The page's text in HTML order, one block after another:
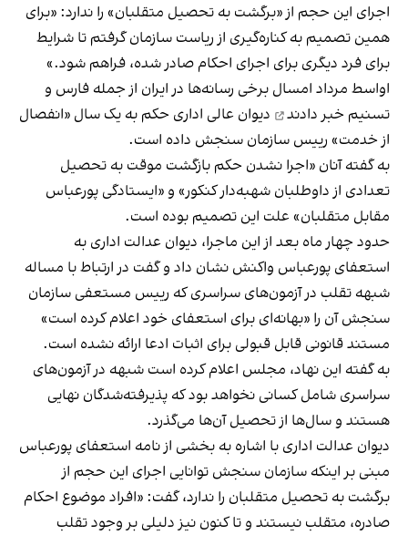
اجرای این حجم از «برگشت به تحصیل متقلبان» را ندارد: «برای
همین تصمیم‌ به کناره‌گیری از ریاست سازمان گرفتم تا شرایط
برای فرد دیگری برای اجرای احکام صادر شده، فراهم شود.»
اواسط مرداد امسال برخی رسانه‌ها در ایران از جمله فارس و
تسنیم خبر دادند
دیوان عالی اداری حکم به یک سال «انفصال
از خدمت» رییس سازمان سنجش داده است.
به گفته آنان «اجرا نشدن حکم بازگشت موقت به تحصیل
تعدادی از داوطلبان شهبه‌دار کنکور» و «ایستادگی پورعباس
مقابل متقلبان» علت این تصمیم بوده است.
حدود چهار ماه بعد از این ماجرا، دیوان عدالت اداری به
استعفای پورعباس واکنش نشان داد و گفت در ارتباط با مساله
شبهه تقلب در آزمون‌های سراسری که رییس مستعفی سازمان
سنجش آن را «بهانه‌ای برای استعفای خود اعلام کرده است»
مستند قانونی قابل قبولی برای اثبات ادعا ارائه نشده است.
به گفته این نهاد، مجلس اعلام کرده است شبهه در آزمون‌های
سراسری شامل کسانی نخواهد بود که پذیرفته‌شدگان نهایی
هستند و سال‌ها از تحصیل آن‌ها می‌گذرد.
دیوان عدالت اداری با اشاره به بخشی از نامه استعفای پورعباس
مبنی بر اینکه سازمان سنجش توانایی اجرای این حجم از
برگشت به تحصیل متقلبان را ندارد، گفت: «افراد موضوع احکام
صادره، متقلب نیستند و تا کنون نیز دلیلی بر وجود تقلب